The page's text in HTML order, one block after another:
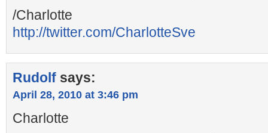
/Charlotte
http://twitter.com/CharlotteSve
Rudolf says:
April 28, 2010 at 3:46 pm
Charlotte